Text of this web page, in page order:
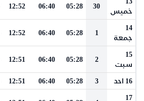
خميس
30
05:28
06:40
12:52
14
جمعة
1
05:28
06:40
12:52
15
سبت
2
05:28
06:40
12:51
16 احد 3
05:28
06:40
12:51
17